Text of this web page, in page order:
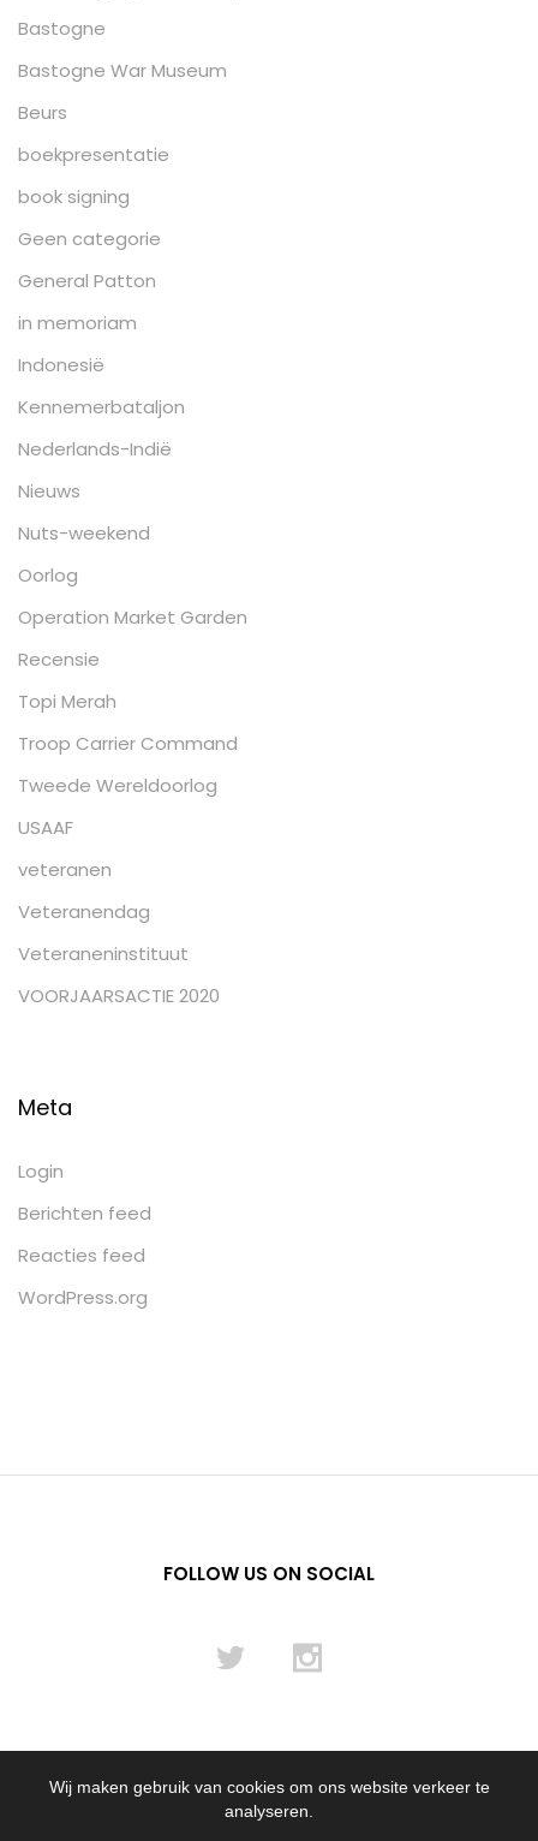
Wij maken gebruik van cookies om ons website verkeer te
analyseren.
Bastogne
Bastogne War Museum
Beurs
boekpresentatie
book signing
Geen categorie
General Patton
in memoriam
Indonesië
Kennemerbataljon
Nederlands-Indië
Nieuws
Nuts-weekend
Oorlog
Operation Market Garden
Recensie
Topi Merah
Troop Carrier Command
Tweede Wereldoorlog
USAAF
veteranen
Veteranendag
Veteraneninstituut
VOORJAARSACTIE 2020
Meta
Login
Berichten feed
Reacties feed
WordPress.org
FOLLOW US ON SOCIAL
© 2012 - 2024 Flying Pencil NL B.V.